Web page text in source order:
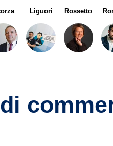
Diritto
Liguori Rossetto